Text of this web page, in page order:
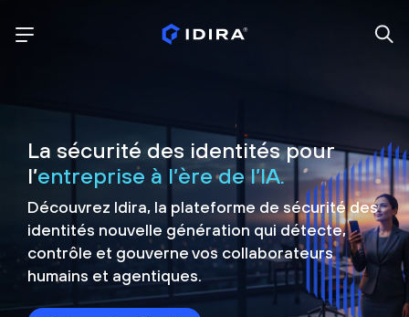
La sécurité des identités pour
l’entreprise à l’ère de l’IA.
Découvrez Idira, la plateforme de sécuritédes
identités nouvelle génération qui détecte,
contrôle et gouverne vos collaborateurs
humains et agentiques.